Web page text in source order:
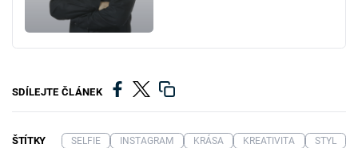
SDÍLEJTE ČLÁNEK
ŠTÍTKY SELFIE INSTAGRAM KRÁSA KREATIVITA
STYL